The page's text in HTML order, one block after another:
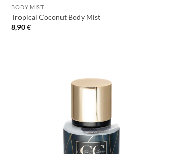
BODY MIST
Tropical Coconut Body Mist
8,90€